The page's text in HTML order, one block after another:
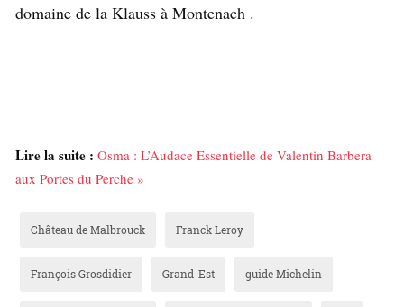
domaine de la Klauss à Montenach .
Lire la suite : Osma : L’Audace Essentielle de Valentin Barbera
aux Portes du Perche »
Château de Malbrouck Franck Leroy
François Grosdidier Grand-Est guide Michelin